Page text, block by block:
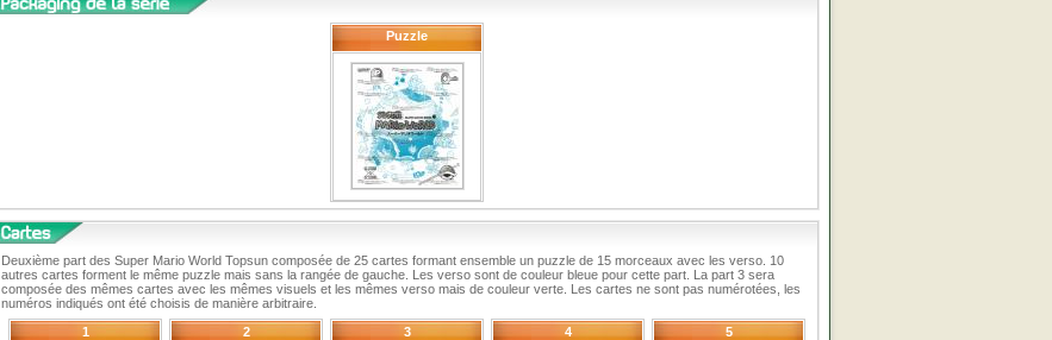
Puzzle
Deuxième part des Super Mario World Topsun composée de 25 cartes formant ensemble un puzzle de 15 morceaux avec les verso. 10
autres cartes forment le même puzzle mais sans la rangée de gauche. Les verso sont de couleur bleue pour cette part. La part 3 sera
composée des mêmes cartes avec les mêmes visuels et les mêmes verso mais de couleur verte. Les cartes ne sont pas numérotées, les
numéros indiqués ont été choisis de manière arbitraire.
1
2 3 4 5